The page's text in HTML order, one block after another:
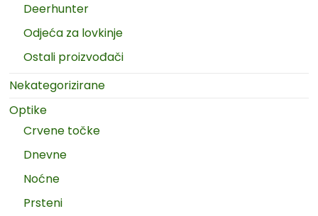
Deerhunter
Odjeća za lovkinje
Ostali proizvođači
Nekategorizirane
Optike
Crvene točke
Dnevne
Noćne
Prsteni